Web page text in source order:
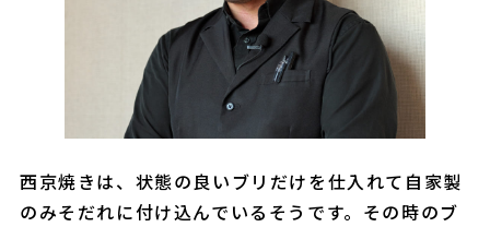
西京焼きは、状態の良いブリだけを仕入れて自家製
のみそだれに付け込んでいるそうです。その時のブ